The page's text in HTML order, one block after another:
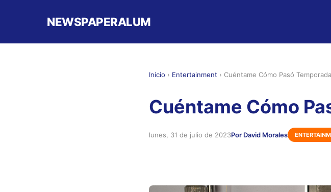
NEWSPAPERALUM
Inicio › Entertainment › Cuéntame Cómo Pasó
Cuéntame Cómo
lunes, 31 de julio de 2023Por David Morales